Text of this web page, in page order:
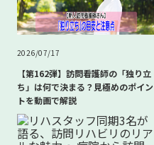
2026/07/17
【第162弾】訪問看護師の「独り立
ち」は何で決まる？見極めのポイン
トを動画で解説